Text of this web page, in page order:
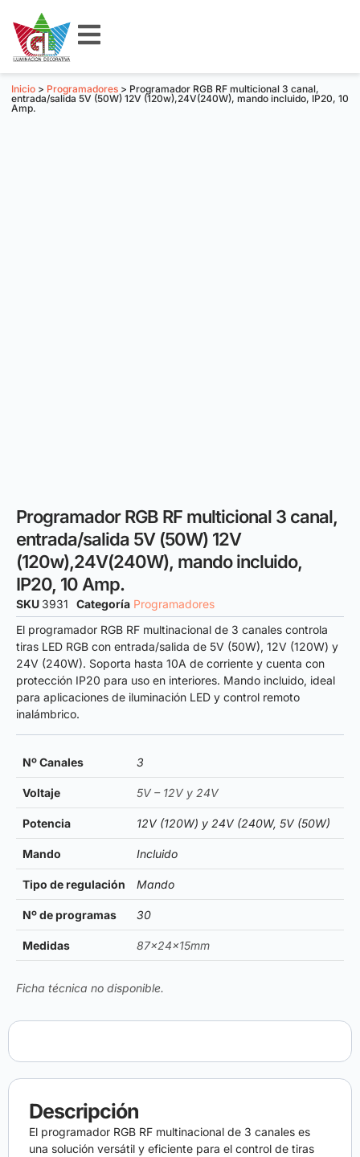
Inicio > Programadores > Programador RGB RF multicional 3 canal,
entrada/salida 5V (50W) 12V (120w),24V(240W), mando incluido, IP20, 10
Amp.
Programador RGB RF multicional 3 canal,
entrada/salida 5V (50W) 12V
(120w),24V(240W), mando incluido,
IP20, 10 Amp.
SKU 3931 Categoría Programadores
El programador RGB RF multinacional de 3 canales controla
tiras LED RGB con entrada/salida de 5V (50W), 12V (120W) y
24V (240W). Soporta hasta 10A de corriente y cuenta con
protección IP20 para uso en interiores. Mando incluido, ideal
para aplicaciones de iluminación LED y control remoto
inalámbrico.
Nº Canales 3
Voltaje 5V – 12V y 24V
Potencia 12V (120W) y 24V (240W, 5V (50W)
Mando Incluido
Tipo de regulación Mando
Nº de programas 30
Medidas 87x24x15mm
Ficha técnica no disponible.
Descripción
El programador RGB RF multinacional de 3 canales es
una solución versátil y eficiente para el control de tiras